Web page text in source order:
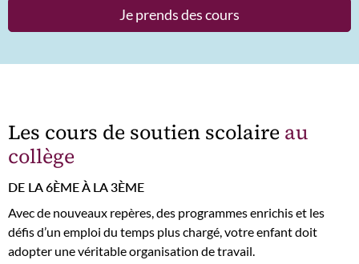
Je prends des cours
Les cours de soutien scolaire au
collège
DE LA 6ÈME À LA 3ÈME
Avec de nouveaux repères, des programmes enrichis et les
défis d’un emploi du temps plus chargé, votre enfant doit
adopter une véritable organisation de travail.